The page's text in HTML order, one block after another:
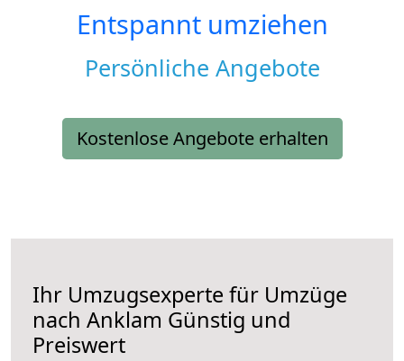
Entspannt umziehen
Persönliche Angebote
Kostenlose Angebote erhalten
Ihr Umzugsexperte für Umzüge
nach Anklam Günstig und
Preiswert